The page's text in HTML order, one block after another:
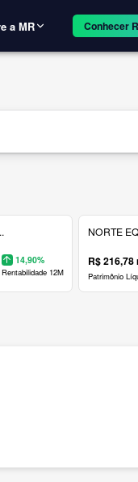
a MR Conhecer
14,90%
Rentabilidade 12M
NORTE
R$ 216,78
Patrimônio